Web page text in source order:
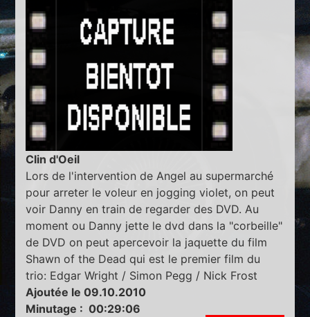
Clin d'Oeil
Lors de l'intervention de Angel au supermarché
pour arreter le voleur en jogging violet, on peut
voir Danny en train de regarder des DVD. Au
moment ou Danny jette le dvd dans la "corbeille"
de DVD on peut apercevoir la jaquette du film
Shawn of the Dead qui est le premier film du
trio: Edgar Wright / Simon Pegg / Nick Frost
Ajoutée le 09.10.2010
Minutage : 00:29:06